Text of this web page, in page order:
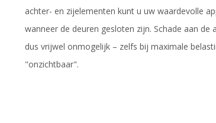
achter- en zijelementen kunt u uw waardevolle
wanneer de deuren gesloten zijn. Schade aan
dus vrijwel onmogelijk – zelfs bij maximale
"onzichtbaar".